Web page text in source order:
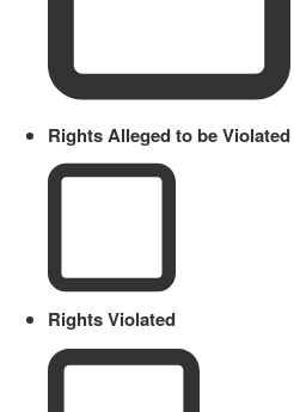
Rights Alleged to be Violated
Rights Violated